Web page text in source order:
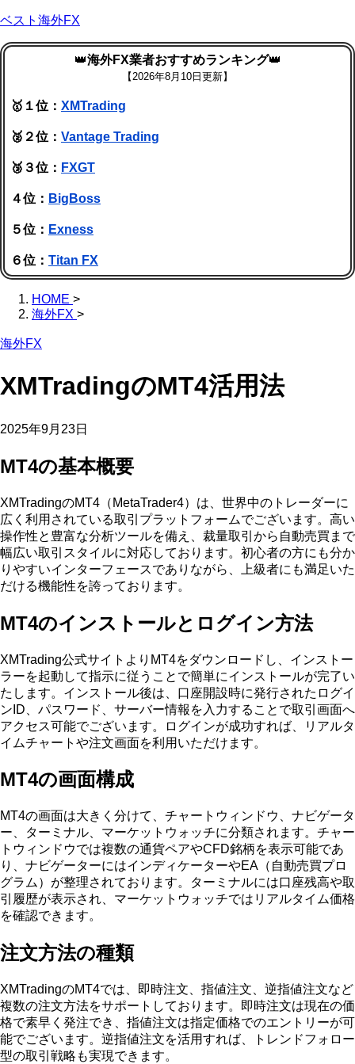
ベスト海外FX
👑海外FX業者おすすめランキング👑
【2026年8月10日更新】
🥇１位： XMTrading
🥈２位： Vantage Trading
🥉３位： FXGT
４位： BigBoss
５位： Exness
６位： Titan FX
HOME >
海外FX >
海外FX
XMTradingのMT4活用法
2025年9月23日
MT4の基本概要
XMTradingのMT4（MetaTrader4）は、世界中のトレーダーに
広く利用されている取引プラットフォームでございます。高い
操作性と豊富な分析ツールを備え、裁量取引から自動売買まで
幅広い取引スタイルに対応しております。初心者の方にも分か
りやすいインターフェースでありながら、上級者にも満足いた
だける機能性を誇っております。
MT4のインストールとログイン方法
XMTrading公式サイトよりMT4をダウンロードし、インストー
ラーを起動して指示に従うことで簡単にインストールが完了い
たします。インストール後は、口座開設時に発行されたログイ
ンID、パスワード、サーバー情報を入力することで取引画面へ
アクセス可能でございます。ログインが成功すれば、リアルタ
イムチャートや注文画面を利用いただけます。
MT4の画面構成
MT4の画面は大きく分けて、チャートウィンドウ、ナビゲータ
ー、ターミナル、マーケットウォッチに分類されます。チャー
トウィンドウでは複数の通貨ペアやCFD銘柄を表示可能であ
り、ナビゲーターにはインディケーターやEA（自動売買プロ
グラム）が整理されております。ターミナルには口座残高や取
引履歴が表示され、マーケットウォッチではリアルタイム価格
を確認できます。
注文方法の種類
XMTradingのMT4では、即時注文、指値注文、逆指値注文など
複数の注文方法をサポートしております。即時注文は現在の価
格で素早く発注でき、指値注文は指定価格でのエントリーが可
能でございます。逆指値注文を活用すれば、トレンドフォロー
型の取引戦略も実現できます。